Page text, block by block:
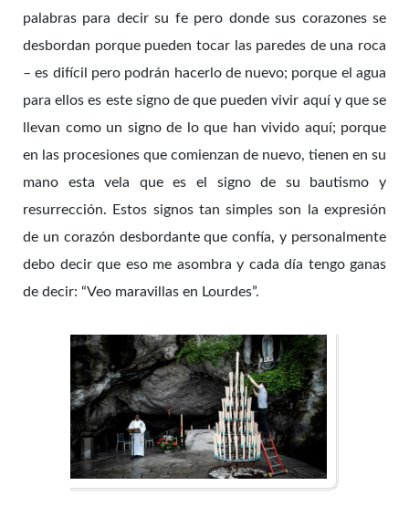
palabras para decir su fe pero donde sus corazones se
desbordan porque pueden tocar las paredes de una roca
– es difícil pero podrán hacerlo de nuevo; porque el agua
para ellos es este signo de que pueden vivir aquí y que se
llevan como un signo de lo que han vivido aquí; porque
en las procesiones que comienzan de nuevo, tienen en su
mano esta vela que es el signo de su bautismo y
resurrección. Estos signos tan simples son la expresión
de un corazón desbordante que confía, y personalmente
debo decir que eso me asombra y cada día tengo ganas
de decir: “Veo maravillas en Lourdes”.